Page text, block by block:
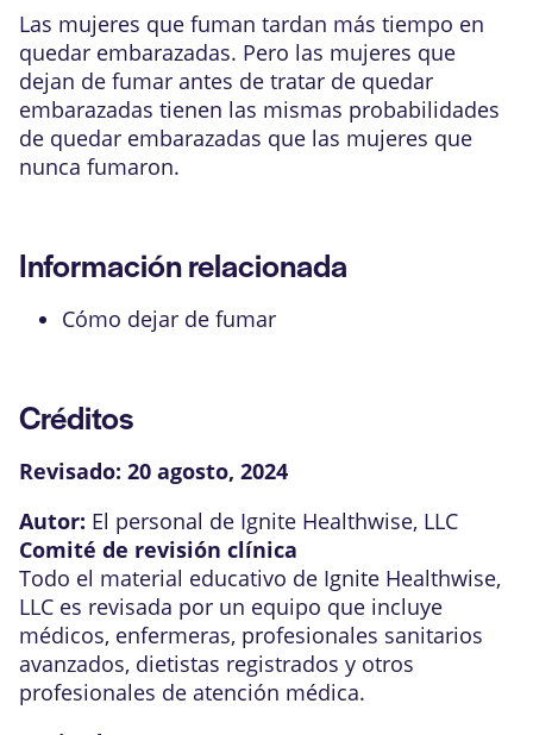
Las mujeres que fuman tardan más tiempo en
quedar embarazadas. Pero las mujeres que
dejan de fumar antes de tratar de quedar
embarazadas tienen las mismas probabilidades
de quedar embarazadas que las mujeres que
nunca fumaron.
Información relacionada
Cómo dejar de fumar
Créditos
Revisado: 20 agosto, 2024
Autor: El personal de Ignite Healthwise, LLC
Comité de revisión clínica
Todo el material educativo de Ignite Healthwise,
LLC es revisada por un equipo que incluye
médicos, enfermeras, profesionales sanitarios
avanzados, dietistas registrados y otros
profesionales de atención médica.